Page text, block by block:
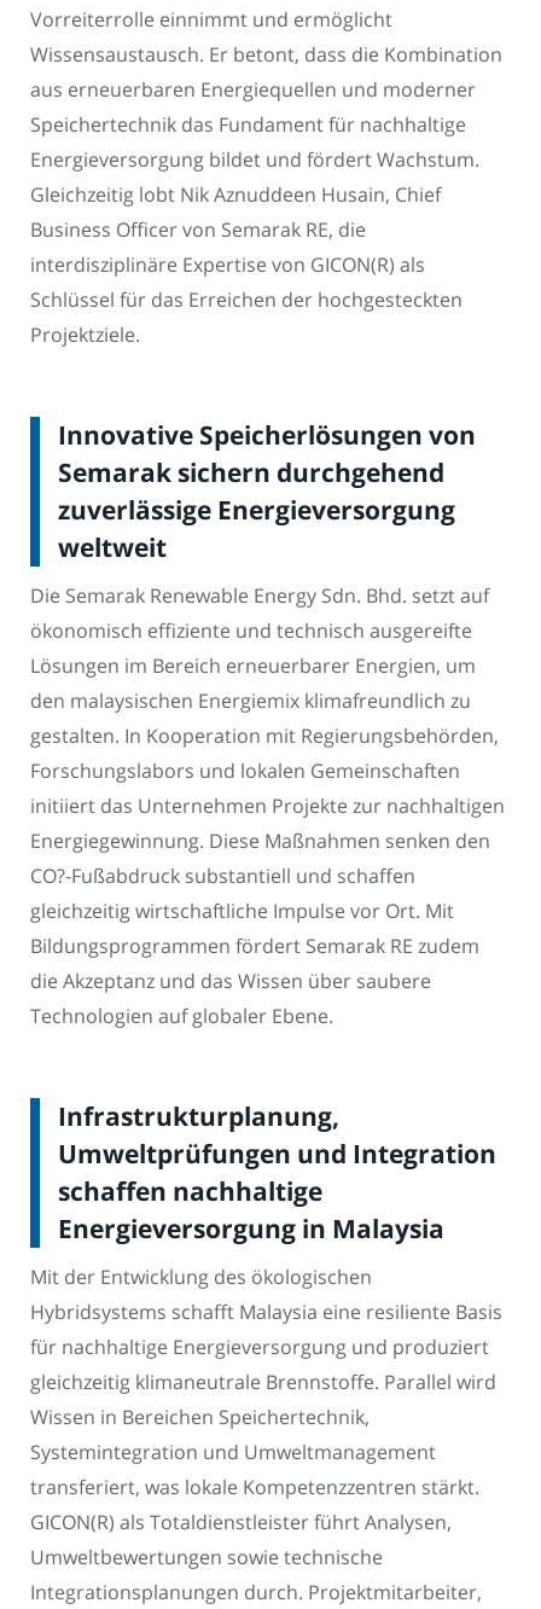
Vorreiterrolle einnimmt und ermöglicht
Wissensaustausch. Er betont, dass die Kombination
aus erneuerbaren Energiequellen und moderner
Speichertechnik das Fundament für nachhaltige
Energieversorgung bildet und fördert Wachstum.
Gleichzeitig lobt Nik Aznuddeen Husain, Chief
Business Officer von Semarak RE, die
interdisziplinäre Expertise von GICON(R) als
Schlüssel für das Erreichen der hochgesteckten
Projektziele.
Innovative Speicherlösungen von
Semarak sichern durchgehend
zuverlässige Energieversorgung
weltweit
Die Semarak Renewable Energy Sdn. Bhd. setzt auf
ökonomisch effiziente und technisch ausgereifte
Lösungen im Bereich erneuerbarer Energien, um
den malaysischen Energiemix klimafreundlich zu
gestalten. In Kooperation mit Regierungsbehörden,
Forschungslabors und lokalen Gemeinschaften
initiiert das Unternehmen Projekte zur nachhaltigen
Energiegewinnung. Diese Maßnahmen senken den
CO?-Fußabdruck substantiell und schaffen
gleichzeitig wirtschaftliche Impulse vor Ort. Mit
Bildungsprogrammen fördert Semarak RE zudem
die Akzeptanz und das Wissen über saubere
Technologien auf globaler Ebene.
Infrastrukturplanung,
Umweltprüfungen und Integration
schaffen nachhaltige
Energieversorgung in Malaysia
Mit der Entwicklung des ökologischen
Hybridsystems schafft Malaysia eine resiliente Basis
für nachhaltige Energieversorgung und produziert
gleichzeitig klimaneutrale Brennstoffe. Parallel wird
Wissen in Bereichen Speichertechnik,
Systemintegration und Umweltmanagement
transferiert, was lokale Kompetenzzentren stärkt.
GICON(R) als Totaldienstleister führt Analysen,
Umweltbewertungen sowie technische
Integrationsplanungen durch. Projektmitarbeiter,